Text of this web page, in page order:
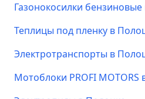
Газонокосилки
Теплицы под пленку в
Электротранспорты в
Мотоблоки PROFI MOTORS